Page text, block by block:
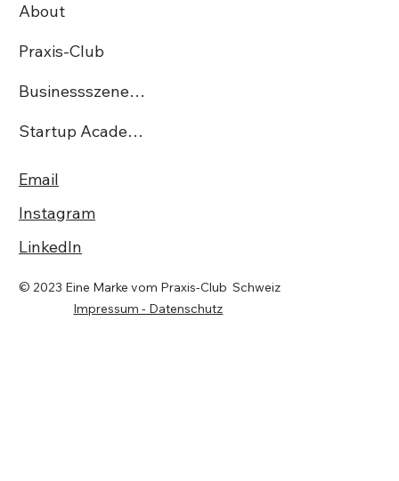
About
Praxis-Club
Businessszene.ch
Startup Academy CH
Email
Instagram
LinkedIn
© 2023 Eine Marke vom Praxis-Club Schweiz
Impressum - Datenschutz